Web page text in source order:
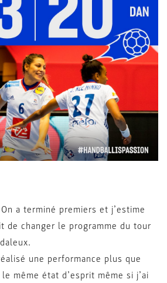
On a terminé premiers et j’estime
de changer le programme du tour
une performance plus que
même état d’esprit même si j’ai